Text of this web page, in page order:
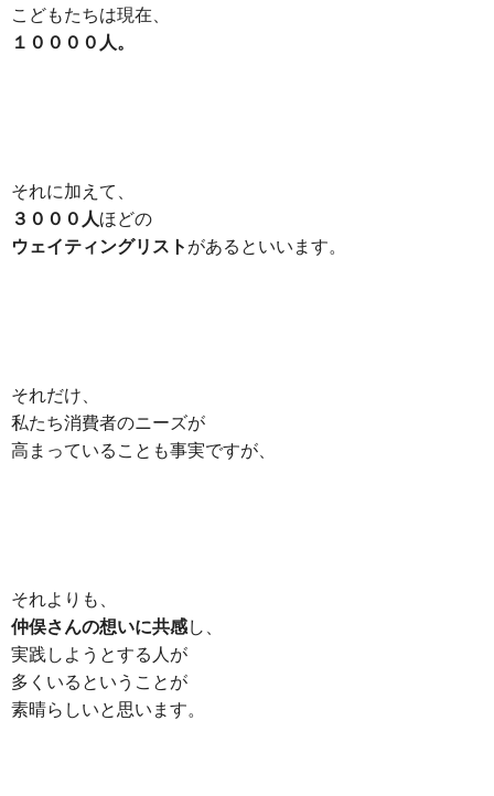
こどもたちは現在、
１００００人。
それに加えて、
３０００人ほどの
ウェイティングリストがあるといいます。
それだけ、
私たち消費者のニーズが
高まっていることも事実ですが、
それよりも、
仲俣さんの想いに共感し、
実践しようとする人が
多くいるということが
素晴らしいと思います。